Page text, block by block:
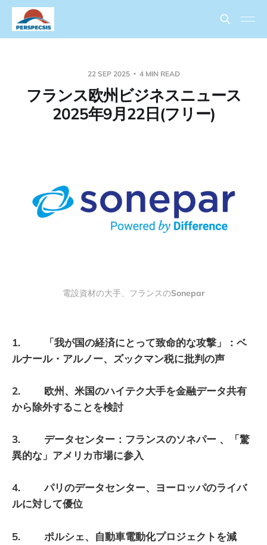
22 SEP 2025 4 MIN READ
フランス欧州ビジネスニュース
2025年9月22日(フリー)
電設資材の大手、フランスのSonepar
1. 「我が国の経済にとって致命的な攻撃」：ベ
ルナール・アルノー、ズックマン税に批判の声
2. 欧州、米国のハイテク大手を金融データ共有
から除外することを検討
3. データセンター：フランスのソネパー 、「驚
異的な」アメリカ市場に参入
4. パリのデータセンター、ヨーロッパのライバ
ルに対して優位
5. ポルシェ、自動車電動化プロジェクトを減